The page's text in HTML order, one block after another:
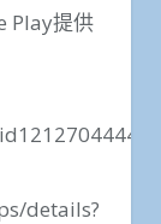
Play提供
details?